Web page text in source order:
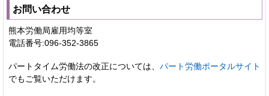
お問い合わせ
熊本労働局雇用均等室
電話番号:096-352-3865
パートタイム労働法の改正については、 パート労働ポータルサイト
でもご覧いただけます。